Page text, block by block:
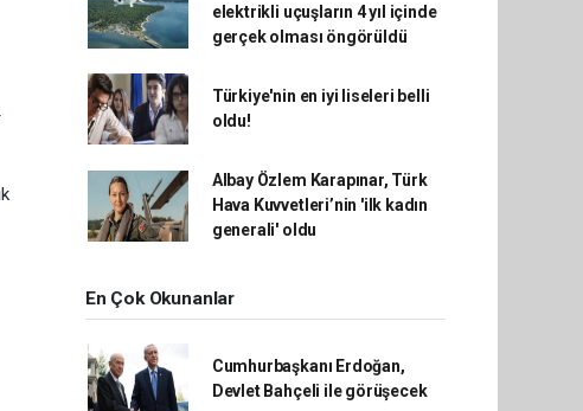
elektrikli uçuşların 4 yıl içinde
gerçek olması öngörüldü
Türkiye'nin en iyi liseleri belli
oldu!
Albay Özlem Karapınar, Türk
Hava Kuvvetleri’nin 'ilk kadın
generali' oldu
En Çok Okunanlar
Cumhurbaşkanı Erdoğan,
Devlet Bahçeli ile görüşecek